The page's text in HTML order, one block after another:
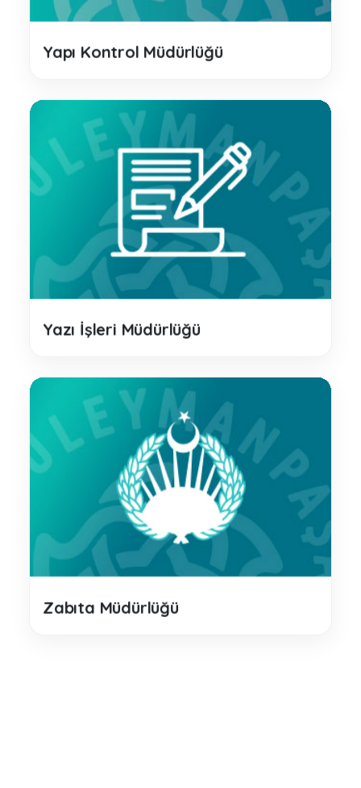
Yapı Kontrol Müdürlüğü
Yazı İşleri Müdürlüğü
Zabıta Müdürlüğü